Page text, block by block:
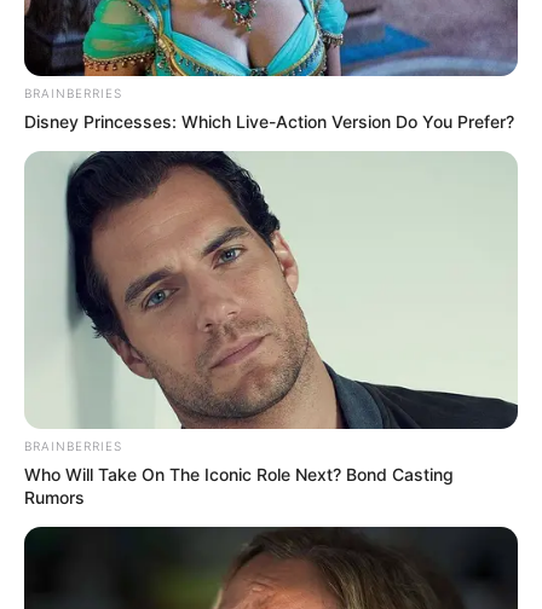
BRAINBERRIES
Disney Princesses: Which Live-Action Version Do You Prefer?
BRAINBERRIES
Who Will Take On The Iconic Role Next? Bond Casting
Rumors